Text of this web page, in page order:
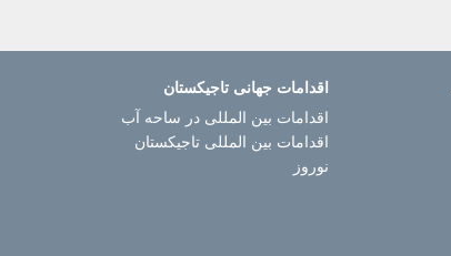
اقدامات جهانی تاجیکستان
اقدامات بین المللی در ساحه آب
اقدامات بین المللی تاجیکستان
نوروز